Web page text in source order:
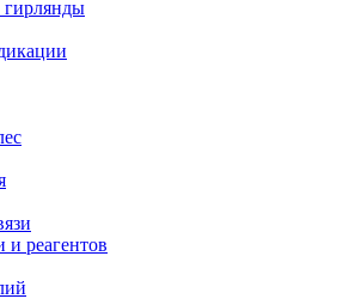
и реагентов